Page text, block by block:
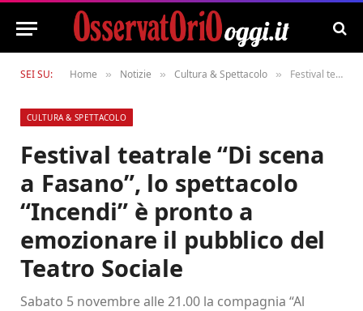
SEI SU: Home » Notizie » Cultura & Spettacolo » Festival teatrale “Di scena a Fasano”, lo spettacolo “Incendi” è pronto a emozionare il pubblico del Teatro Sociale
CULTURA & SPETTACOLO
Festival teatrale “Di scena
a Fasano”, lo spettacolo
“Incendi” è pronto a
emozionare il pubblico del
Teatro Sociale
Sabato 5 novembre alle 21.00 la compagnia “Al